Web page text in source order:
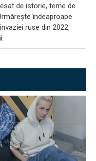
de istorie, teme de
îndeaproape
ruse din 2022,